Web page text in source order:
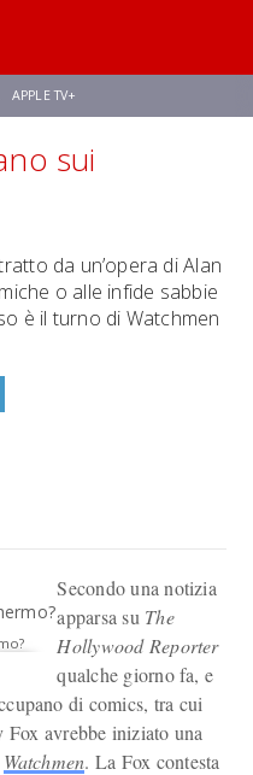
APPLE TV+
AVENGERS: DOOMSDAY
sui
da un’opera di Alan
o alle infide sabbie
è il turno di Watchmen
Secondo una notizia
apparsa su The
Hollywood Reporter
qualche giorno fa, e
di comics, tra cui
avrebbe iniziato una
Watchmen. La Fox contesta